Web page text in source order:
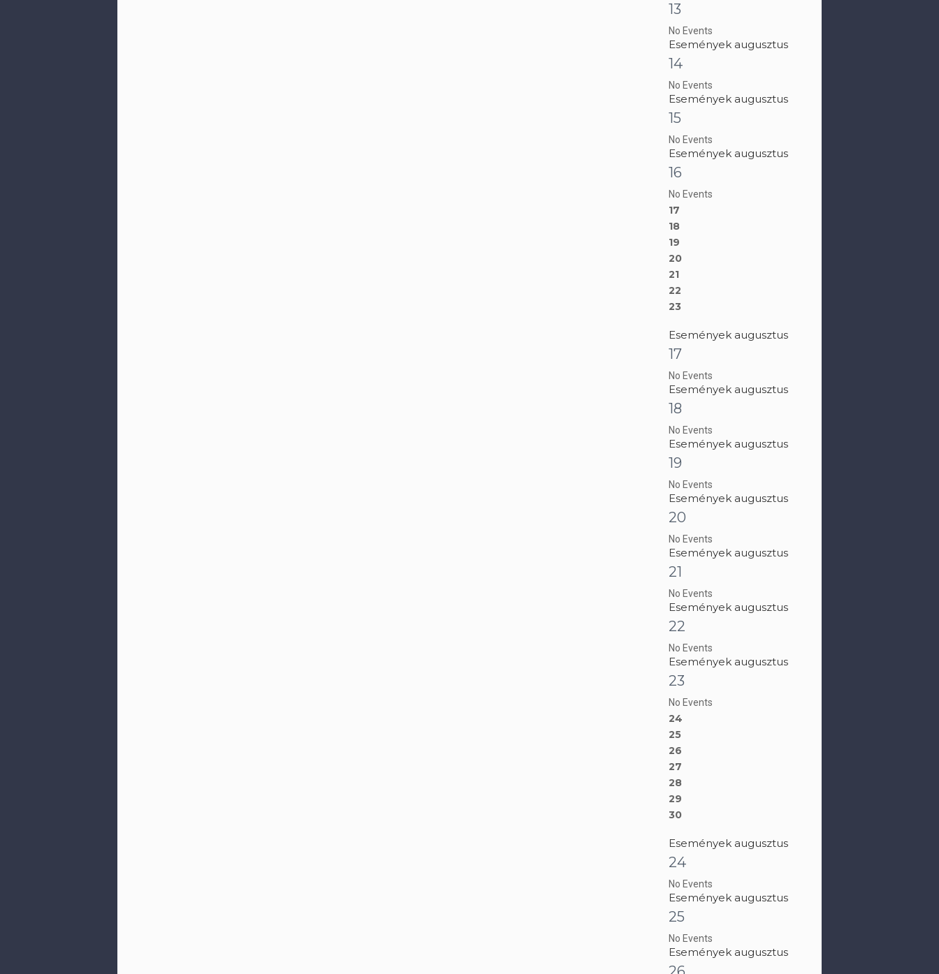
13
No Events
Események augusztus
14
No Events
Események augusztus
15
No Events
Események augusztus
16
No Events
17
18
19
20
21
22
23
Események augusztus
17
No Events
Események augusztus
18
No Events
Események augusztus
19
No Events
Események augusztus
20
No Events
Események augusztus
21
No Events
Események augusztus
22
No Events
Események augusztus
23
No Events
24
25
26
27
28
29
30
Események augusztus
24
No Events
Események augusztus
25
No Events
Események augusztus